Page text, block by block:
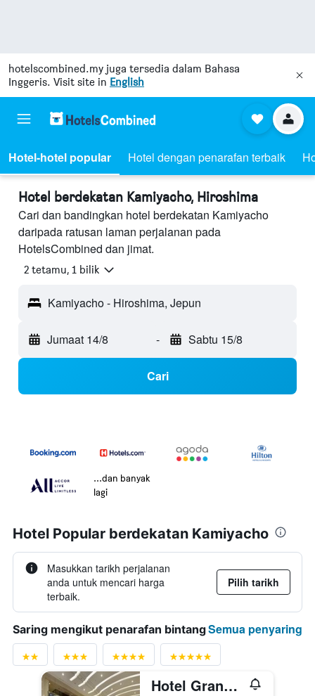
hotelscombined.my juga tersedia dalam Bahasa
Inggeris. Visit site in English
Hotel-hotel popular Hotel dengan penarafan terbaik
Hotel berdekatan Kamiyacho, Hiroshima
Cari dan bandingkan hotel berdekatan Kamiyacho
daripada ratusan laman perjalanan pada
HotelsCombined dan jimat.
2 tetamu, 1 bilik
Kamiyacho - Hiroshima, Jepun
Jumaat 14/8 - Sabtu 15/8
Cari
...dan banyak
lagi
Hotel Popular berdekatan Kamiyacho
Masukkan tarikh perjalanan
anda untuk mencari harga
terbaik.
Pilih tarikh
Saring mengikut penarafan bintangSemua penyaring
Hotel Granvia Hiroshima